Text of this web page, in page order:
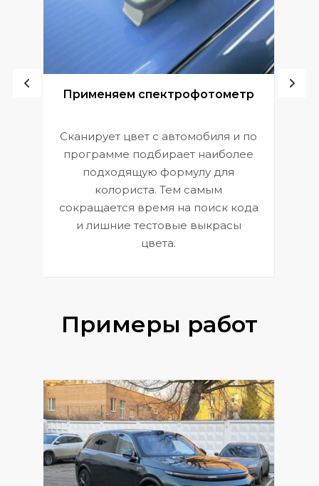
Применяем спектрофотометр
Сканирует цвет с автомобиля и по
программе подбирает наиболее
подходящую формулу для
колориста. Тем самым
сокращается время на поиск кода
и лишние тестовые выкрасы
цвета.
Примеры работ